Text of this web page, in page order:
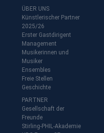
ÜBER UNS
Künstlerischer Partner
2025/26
Erster Gastdirigent
Management
Musikerinnen und
Musiker
Ensembles
Freie Stellen
Geschichte
PARTNER
Gesellschaft der
Freunde
Stirling-PHIL-Akademie